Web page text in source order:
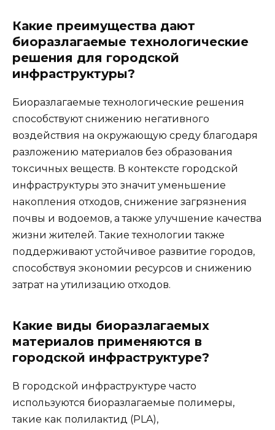
Какие преимущества дают
биоразлагаемые технологические
решения для городской
инфраструктуры?
Биоразлагаемые технологические решения
способствуют снижению негативного
воздействия на окружающую среду благодаря
разложению материалов без образования
токсичных веществ. В контексте городской
инфраструктуры это значит уменьшение
накопления отходов, снижение загрязнения
почвы и водоемов, а также улучшение качества
жизни жителей. Такие технологии также
поддерживают устойчивое развитие городов,
способствуя экономии ресурсов и снижению
затрат на утилизацию отходов.
Какие виды биоразлагаемых
материалов применяются в
городской инфраструктуре?
В городской инфраструктуре часто
используются биоразлагаемые полимеры,
такие как полилактид (PLA),